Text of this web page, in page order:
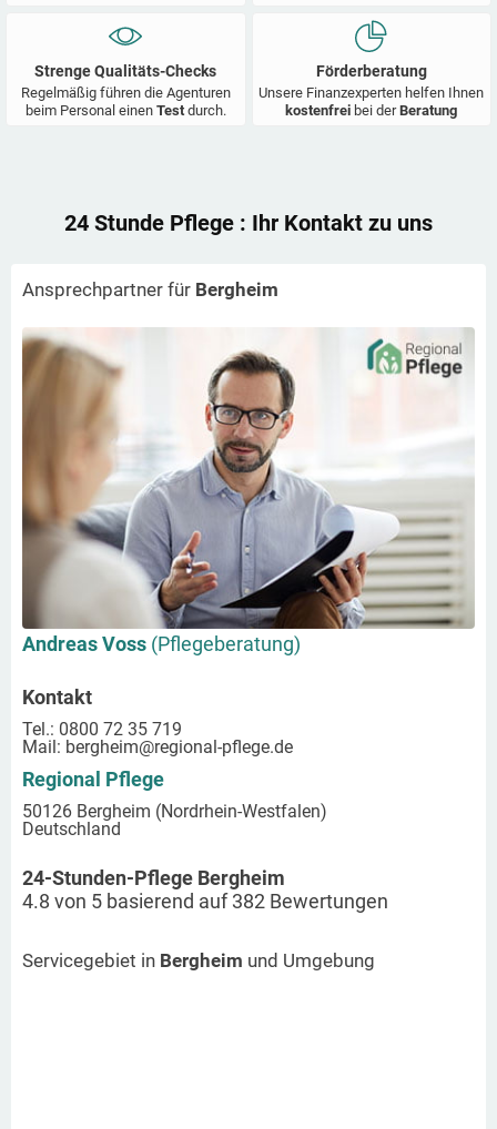
Strenge Qualitäts-Checks
Regelmäßig führen die Agenturen
beim Personal einen Test durch.
Förderberatung
Unsere Finanzexperten helfen Ihnen
kostenfrei bei derBeratung
24 Stunde Pflege : Ihr Kontakt zu uns
Ansprechpartner für Bergheim
Andreas Voss (Pflegeberatung)
Kontakt
Tel.: 0800 72 35 719
Mail: bergheim@regional-pflege.de
Regional Pflege
50126 Bergheim (Nordrhein-Westfalen)
Deutschland
24-Stunden-Pflege Bergheim
4.8 von 5 basierend auf382 Bewertungen
Servicegebiet in Bergheim und Umgebung